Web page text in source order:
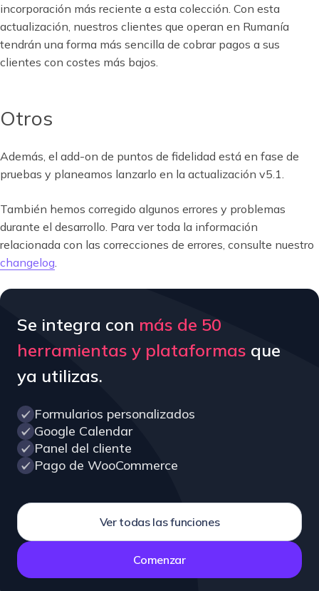
incorporación más reciente a esta colección. Con esta
actualización, nuestros clientes que operan en Rumanía
tendrán una forma más sencilla de cobrar pagos a sus
clientes con costes más bajos.
Otros
Además, el add-on de puntos de fidelidad está en fase de
pruebas y planeamos lanzarlo en la actualización v5.1.
También hemos corregido algunos errores y problemas
durante el desarrollo. Para ver toda la información
relacionada con las correcciones de errores, consulte nuestro
changelog
Se integra con más de 50
herramientas y plataformas que
ya utilizas.
Formularios personalizados
Google Calendar
Panel del cliente
Pago de WooCommerce
Ver todas las funciones
Comenzar